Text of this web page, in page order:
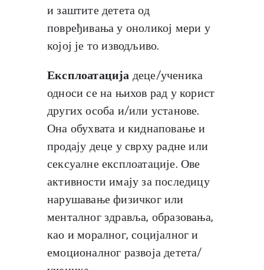
и заштите детета од
повређивања у оноликој мери у
којој је то изводљиво.
Експлоатација деце/ученика
односи се на њихов рад у корист
других особа и/или установе.
Она обухвата и киднаповање и
продају деце у сврху радне или
сексуалне експлоатације. Ове
активности имају за последицу
нарушавање физичког или
менталног здравља, образовања,
као и моралног, социјалног и
емоционалног развоја детета/